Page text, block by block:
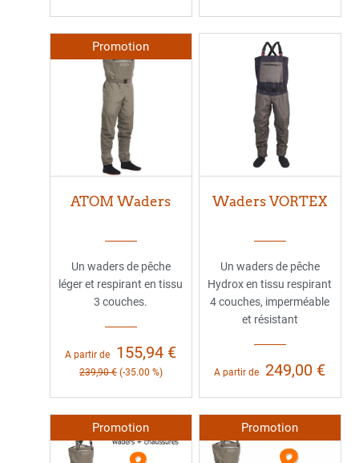
Promotion
ATOM Waders
Un waders de pêche
léger et respirant en tissu
3 couches.
A partir de 155,94 €
239,90 € (-35.00 %)
Waders VORTEX
Un waders de pêche
Hydrox en tissu respirant
4 couches, imperméable
et résistant
A partir de 249,00 €
Promotion Promotion